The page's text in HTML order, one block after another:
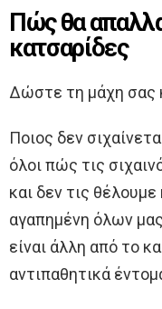
Πώς θα
κατσαρίδες
Δώστε τη μάχη σας
Ποιος δεν
όλοι πώς τις
και δεν τις
αγαπημένη όλων
είναι άλλη από το
αντιπαθητικά